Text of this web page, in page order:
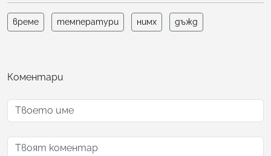
време температури нимх дъжд
Коментари